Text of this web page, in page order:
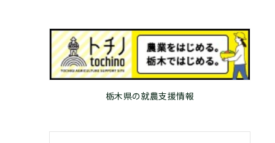
栃木県の就農支援情報